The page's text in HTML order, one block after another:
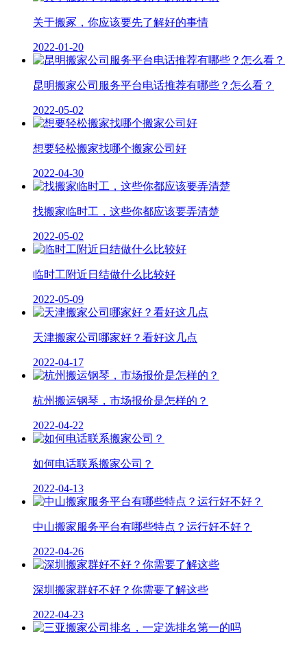
关于搬冢，你应该要先了解好的事情
2022-01-20
昆明搬家公司服务平台电话推荐有哪些？怎么看？
2022-05-02
想要轻松搬家找哪个搬家公司好
2022-04-30
找搬家临时工，这些你都应该要弄清楚
2022-05-02
临时工附近日结做什么比较好
2022-05-09
天津搬家公司哪家好？看好这几点
2022-04-17
杭州搬运钢琴，市场报价是怎样的？
2022-04-22
如何电话联系搬家公司？
2022-04-13
中山搬家服务平台有哪些特点？运行好不好？
2022-04-26
深圳搬家群好不好？你需要了解这些
2022-04-23